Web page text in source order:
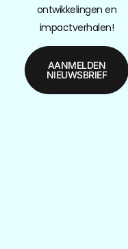
ontwikkelingen en
impactverhalen!
AANMELDEN
NIEUWSBRIEF